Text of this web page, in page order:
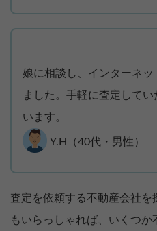
娘に相談し、インターネ
ました。手軽に査定して
います。
Y.H（40代・男性）
査定を依頼する不動産会社
もいらっしゃれば、いくつ